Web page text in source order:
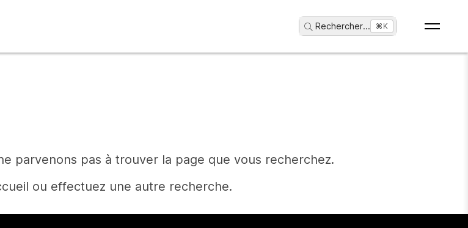
Rechercher... ⌘K
parvenons pas à trouver la page que vous recherchez.
ou effectuez une autre recherche.